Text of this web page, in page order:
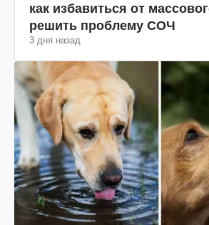
как избавиться от
решить проблему СОЧ
3 дня назад